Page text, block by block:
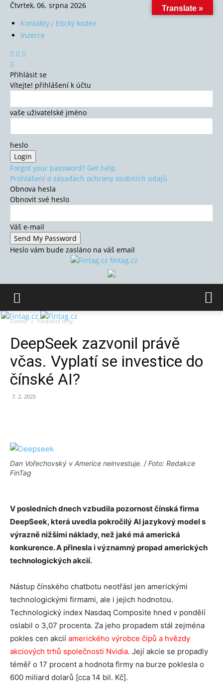
Čtvrtek, 06. srpna 2026
Kontakty / Etický kodex
Inzerce
Přihlásit se
Vítejte! přihlášení k účtu
vaše uživatelské jméno
heslo
Forgot your password? Get help
Prohlášení o zásadách ochrany osobních údajů
Obnova hesla
Obnovit své heslo
Váš e-mail
Heslo vám bude zasláno na váš email
fintag.cz
Domů Finanční trhy
DeepSeek zazvonil právě
včas. Vyplatí se investice do
čínské AI?
7. 2. 2025
Dan Vořechovský v Americe neinvestuje. / Foto: Redakce
FinTag
V posledních dnech vzbudila pozornost čínská firma
DeepSeek, která uvedla pokročilý AI jazykový model s
výrazně nižšími náklady, než jaké má americká
konkurence. A přinesla i významný propad amerických
technologických akcií.
Nástup čínského chatbotu neotřásl jen americkými
technologickými firmami, ale i jejich hodnotou.
Technologický index Nasdaq Composite hned v pondělí
oslabil o 3,07 procenta. Za jeho propadem stál zejména
pokles cen akcií amerického výrobce čipů a hvězdy
akciových trhů společnosti Nvidia. Její akcie se propadly
téměř o 17 procent a hodnota firmy na burze poklesla o
600 miliard dolarů [cca 14 bil. Kč].
Translate »